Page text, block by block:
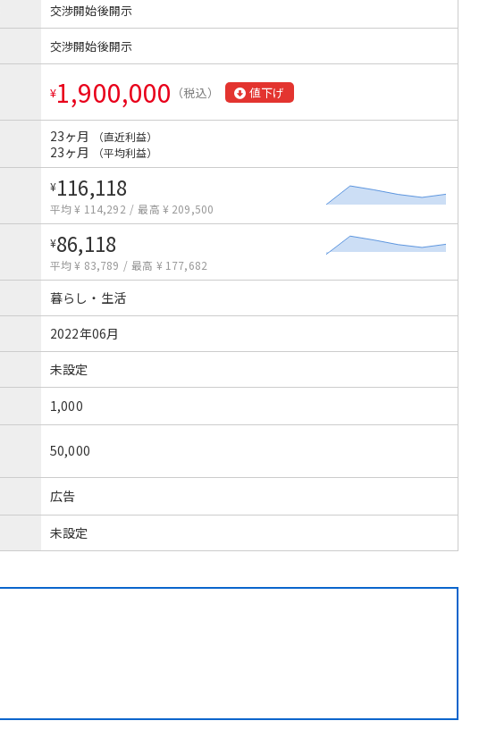
交渉開始後開示
交渉開始後開示
¥1,900,000 （税込） 値下げ
23ヶ月 （直近利益）
23ヶ月 （平均利益）
¥116,118
平均 ¥ 114,292 / 最高 ¥ 209,500
¥86,118
平均 ¥ 83,789 / 最高 ¥ 177,682
暮らし・生活
2022年06月
未設定
1,000
50,000
広告
未設定